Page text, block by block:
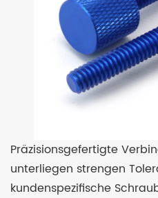
Präzisionsgefertigte
unterliegen strengen
kundenspezifische